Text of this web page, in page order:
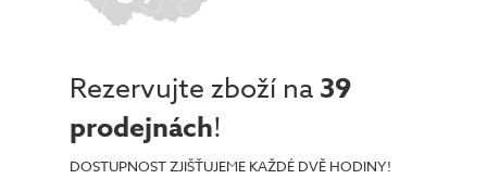
Rezervujte zboží na 39
prodejnách!
DOSTUPNOST ZJIŠŤUJEME KAŽDÉ DVĚ HODINY!